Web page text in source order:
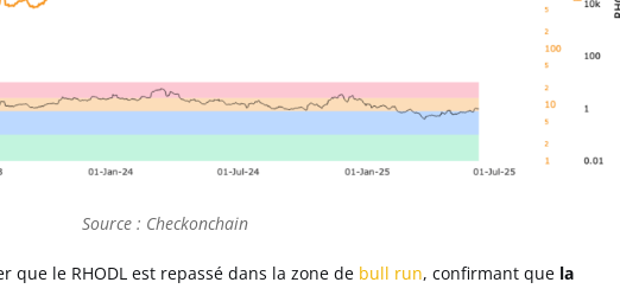
Source : Checkonchain
que le RHODL est repassé dans la zone de bull run, confirmant que la